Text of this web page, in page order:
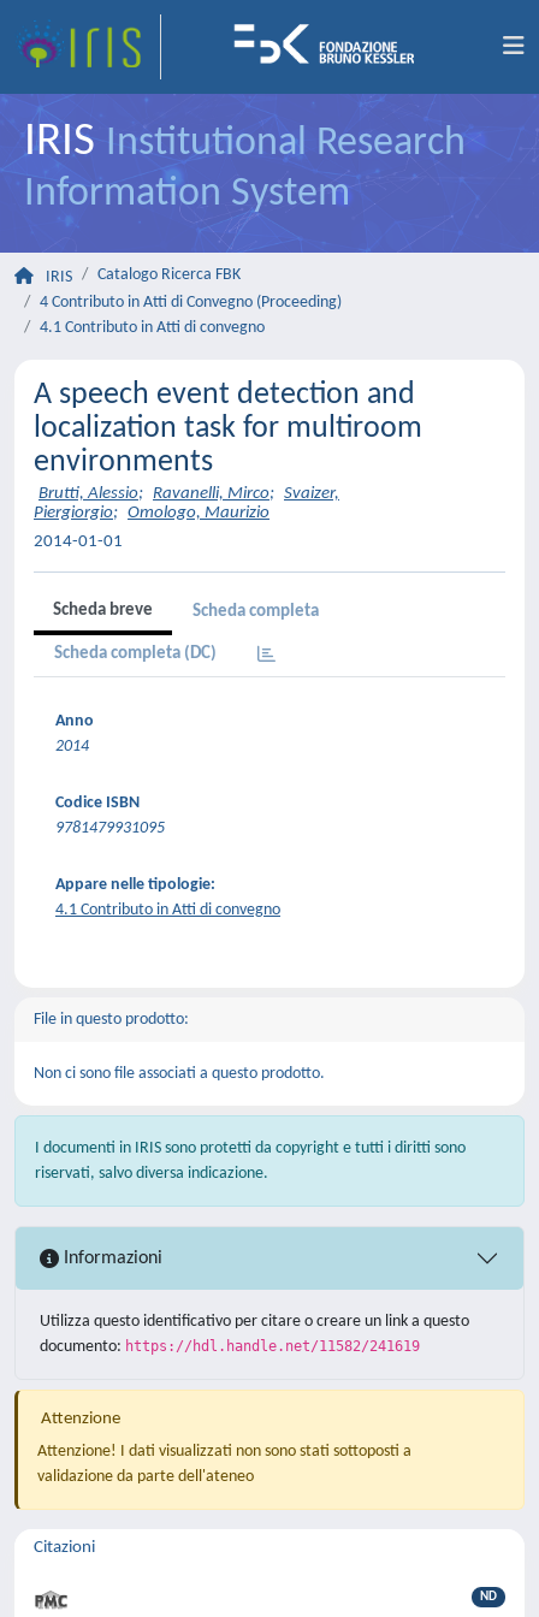
IRIS Institutional Research
Information System
IRIS
Catalogo Ricerca FBK
4 Contributo in Atti di Convegno (Proceeding)
4.1 Contributo in Atti di convegno
A speech event detection and
localization task for multiroom
environments
Brutti, Alessio; Ravanelli, Mirco; Svaizer,
Piergiorgio; Omologo, Maurizio
2014-01-01
Scheda breve Scheda completa
Scheda completa (DC)
Anno
2014
Codice ISBN
9781479931095
Appare nelle tipologie:
4.1 Contributo in Atti di convegno
File in questo prodotto:
Non ci sono file associati a questo prodotto.
I documenti in IRIS sono protetti da copyright e tutti i diritti sono
riservati, salvo diversa indicazione.
Informazioni
Utilizza questo identificativo per citare o creare un link a questo
documento: https://hdl.handle.net/11582/241619
Attenzione
Attenzione! I dati visualizzati non sono stati sottoposti a
validazione da parte dell'ateneo
Citazioni
ND